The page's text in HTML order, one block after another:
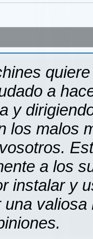
a
y
los malos
a los
instalar y